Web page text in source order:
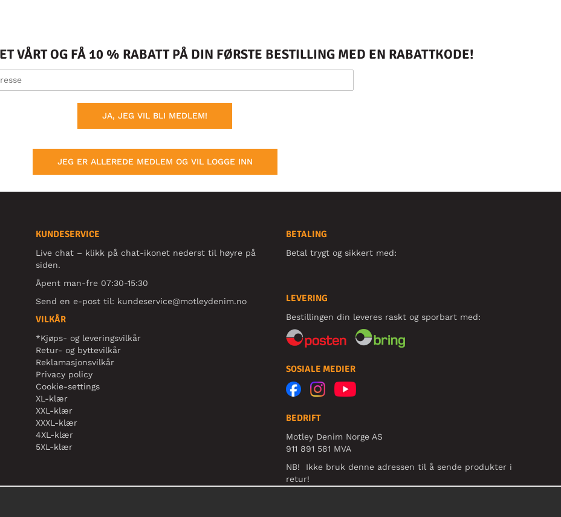
VÅRT OG FÅ 10 % RABATT PÅ DIN FØRSTE BESTILLING MED EN RABATTKODE!
JA, JEG VIL BLI MEDLEM!
JEG ER ALLEREDE MEDLEM OG VIL LOGGE INN
KUNDESERVICE
Live chat – klikk på chat-ikonet nederst til høyre på
siden.
Åpent man-fre 07:30-15:30
Send en e-post til: kundeservice@motleydenim.no
VILKÅR
*Kjøps- og leveringsvilkår
Retur- og byttevilkår
Reklamasjonsvilkår
Privacy policy
Cookie-settings
XL-klær
XXL-klær
XXXL-klær
4XL-klær
5XL-klær
BETALING
Betal trygt og sikkert med:
LEVERING
Bestillingen din leveres raskt og sporbart med:
SOSIALE MEDIER
BEDRIFT
Motley Denim Norge AS
911 891 581 MVA
NB! Ikke bruk denne adressen til å sende produkter i
retur!